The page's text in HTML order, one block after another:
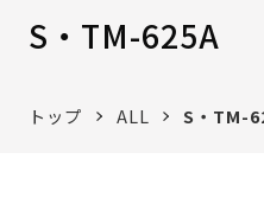
S・TM-625A
トップ ALL S・TM-